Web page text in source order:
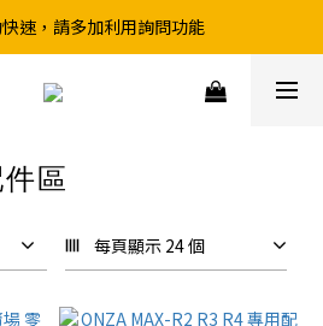
宅配滿490 享免運優惠
速，請多加利用詢問功能
商品前，請先致電詢問庫存
區
每頁顯示 24 個